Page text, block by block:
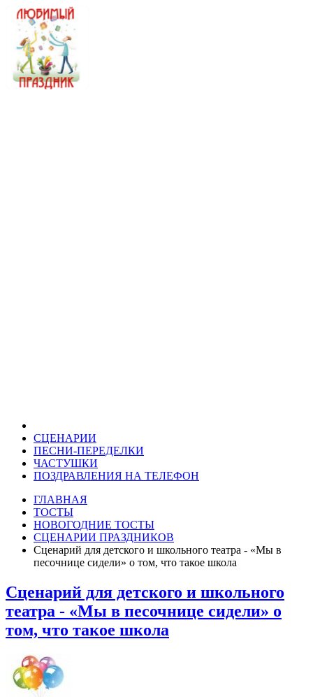
СЦЕНАРИИ
ПЕСНИ-ПЕРЕДЕЛКИ
ЧАСТУШКИ
ПОЗДРАВЛЕНИЯ НА ТЕЛЕФОН
ГЛАВНАЯ
ТОСТЫ
НОВОГОДНИЕ ТОСТЫ
СЦЕНАРИИ ПРАЗДНИКОВ
Сценарий для детского и школьного театра - «Мы в
песочнице сидели» о том, что такое школа
Сценарий для детского и школьного
театра - «Мы в песочнице сидели» о
том, что такое школа